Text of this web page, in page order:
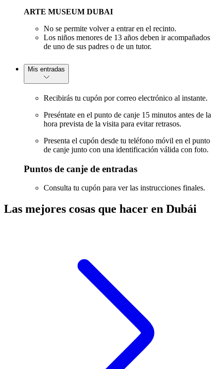
ARTE MUSEUM DUBAI
No se permite volver a entrar en el recinto.
Los niños menores de 13 años deben ir acompañados
de uno de sus padres o de un tutor.
Mis entradas
Recibirás tu cupón por correo electrónico al instante.
Preséntate en el punto de canje 15 minutos antes de la
hora prevista de la visita para evitar retrasos.
Presenta el cupón desde tu teléfono móvil en el punto
de canje junto con una identificación válida con foto.
Puntos de canje de entradas
Consulta tu cupón para ver las instrucciones finales.
Las mejores cosas que hacer en Dubái